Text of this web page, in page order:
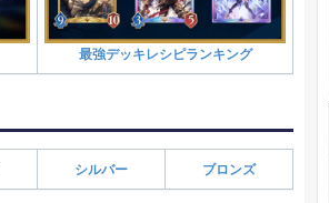
最強デッキレシピランキング
シルバー ブロンズ